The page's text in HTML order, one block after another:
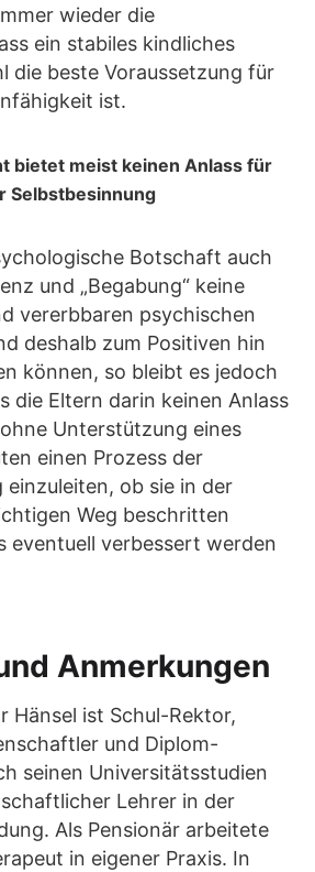
wieder die
ein stabiles kindliches
die beste Voraussetzung für
ist.
bietet meist keinen Anlass für
Selbstbesinnung
Botschaft auch
und „Begabung“ keine
vererbbaren psychischen
deshalb zum Positiven hin
können, so bleibt es jedoch
die Eltern darin keinen Anlass
Unterstützung eines
einen Prozess der
einzuleiten, ob sie in der
Weg beschritten
eventuell verbessert werden
Anmerkungen
Hänsel ist Schul-Rektor,
und Diplom-
seinen Universitätsstudien
Lehrer in der
Als Pensionär arbeitete
in eigener Praxis. In